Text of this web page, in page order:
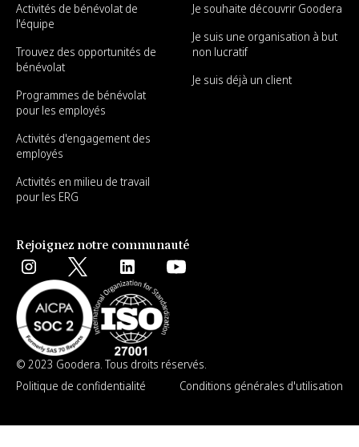
Activités de bénévolat de
l'équipe
Trouvez des opportunités de
bénévolat
Programmes de bénévolat
pour les employés
Activités d'engagement des
employés
Activités en milieu de travail
pour les ERG
Je souhaite découvrir Goodera
Je suis une organisation à but
non lucratif
Je suis déjà un client
Rejoignez notre communauté
© 2023 Goodera. Tous droits réservés.
Politique de confidentialité
Conditions générales d'utilisation